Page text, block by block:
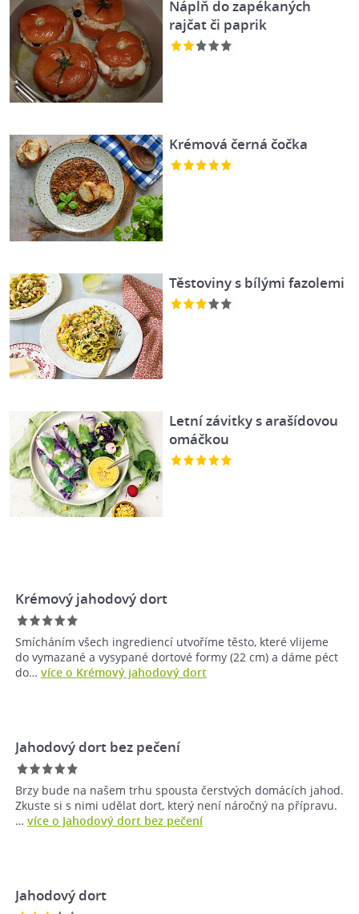
Náplň do zapékaných
rajčat či paprik
Krémová černá čočka
Těstoviny s bílými fazolemi
Letní závitky s arašídovou
omáčkou
Krémový jahodový dort
Smícháním všech ingrediencí utvoříme těsto, které vlijeme
do vymazané a vysypané dortové formy (22 cm) a dáme péct
do… více o Krémový jahodový dort
Jahodový dort bez pečení
Brzy bude na našem trhu spousta čerstvých domácích jahod.
Zkuste si s nimi udělat dort, který není náročný na přípravu.
… více o Jahodový dort bez pečení
Jahodový dort